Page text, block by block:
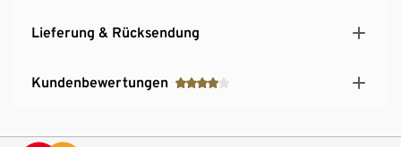
Lieferung & Rücksendung
Kundenbewertungen